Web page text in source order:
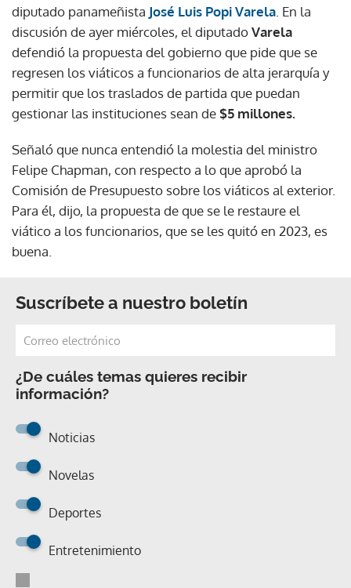
diputado panameñista José Luis Popi Varela . En la
discusión de ayer miércoles, el diputadoVarela
defendió la propuesta del gobierno que pide que se
regresen los viáticos a funcionarios de alta jerarquía y
permitir que los traslados de partida que puedan
gestionar las instituciones sean de$5 millones.
Señaló que nunca entendió la molestia del ministro
Felipe Chapman, con respecto a lo que aprobó la
Comisión de Presupuesto sobre los viáticos al exterior.
Para él, dijo, la propuesta de que se le restaure el
viático a los funcionarios, que se les quitó en 2023, es
buena.
Suscríbete a nuestro boletín
¿De cuáles temas quieres recibir
información?
Noticias
Novelas
Deportes
Entretenimiento